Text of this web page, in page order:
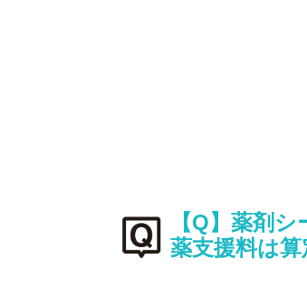
【Q】薬剤
薬支援料は算